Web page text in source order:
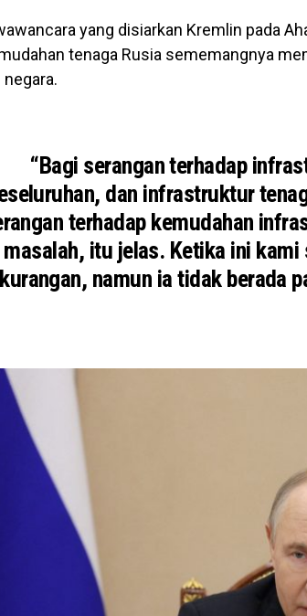
yang disiarkan Kremlin pada
tenaga Rusia sememangnya
negara.
“Bagi serangan terhadap
dan infrastruktur
terhadap kemudahan
masalah, itu jelas. Ketika ini
namun ia tidak berada